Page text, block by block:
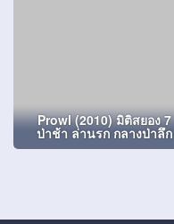
Prowl (2010) มิติสยอง 7
ป่าช้า ล่านรก กลางป่าลึก